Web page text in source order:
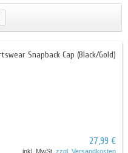
Snapback Cap (Black/Gold)
27,99 €
inkl. MwSt. zzgl. Versandkosten